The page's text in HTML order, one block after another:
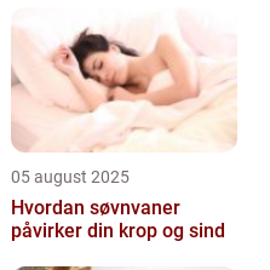
05 august 2025
Hvordan søvnvaner
påvirker din krop og sind